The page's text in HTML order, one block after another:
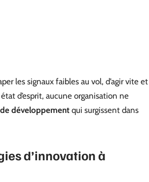
les signaux faibles au vol, d’agir vite et
d’esprit, aucune organisation ne
développement qui surgissent dans
d’innovation à